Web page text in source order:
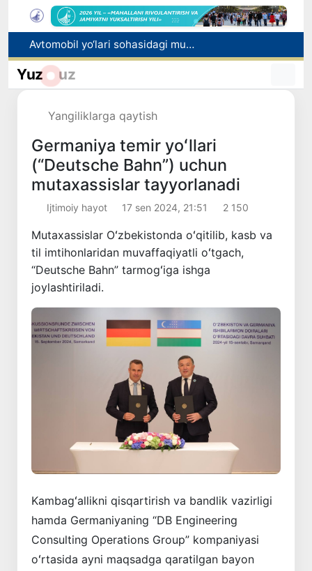
Avtomobil yo‘lari sohasidagi munosabatlar tartibga solindi
Raqobat qo‘mitasi aralashuvi bilan tadbirkordan gaz uchun asossiz undirilgan to‘lov qaytarilishi ta’minlandi
Nurli, shukuhli, sharafli
Yuz uz
Yangiliklarga qaytish
Germaniya temir yoʻllari
(“Deutsche Bahn”) uchun
mutaxassislar tayyorlanadi
Ijtimoiy hayot 17 sen 2024, 21:51 2 150
Mutaxassislar Oʻzbekistonda oʻqitilib, kasb va
til imtihonlaridan muvaffaqiyatli oʻtgach,
“Deutsche Bahn” tarmogʻiga ishga
joylashtiriladi.
Kambagʻallikni qisqartirish va bandlik vazirligi
hamda Germaniyaning “DB Engineering
Consulting Operations Group” kompaniyasi
oʻrtasida ayni maqsadga qaratilgan bayon